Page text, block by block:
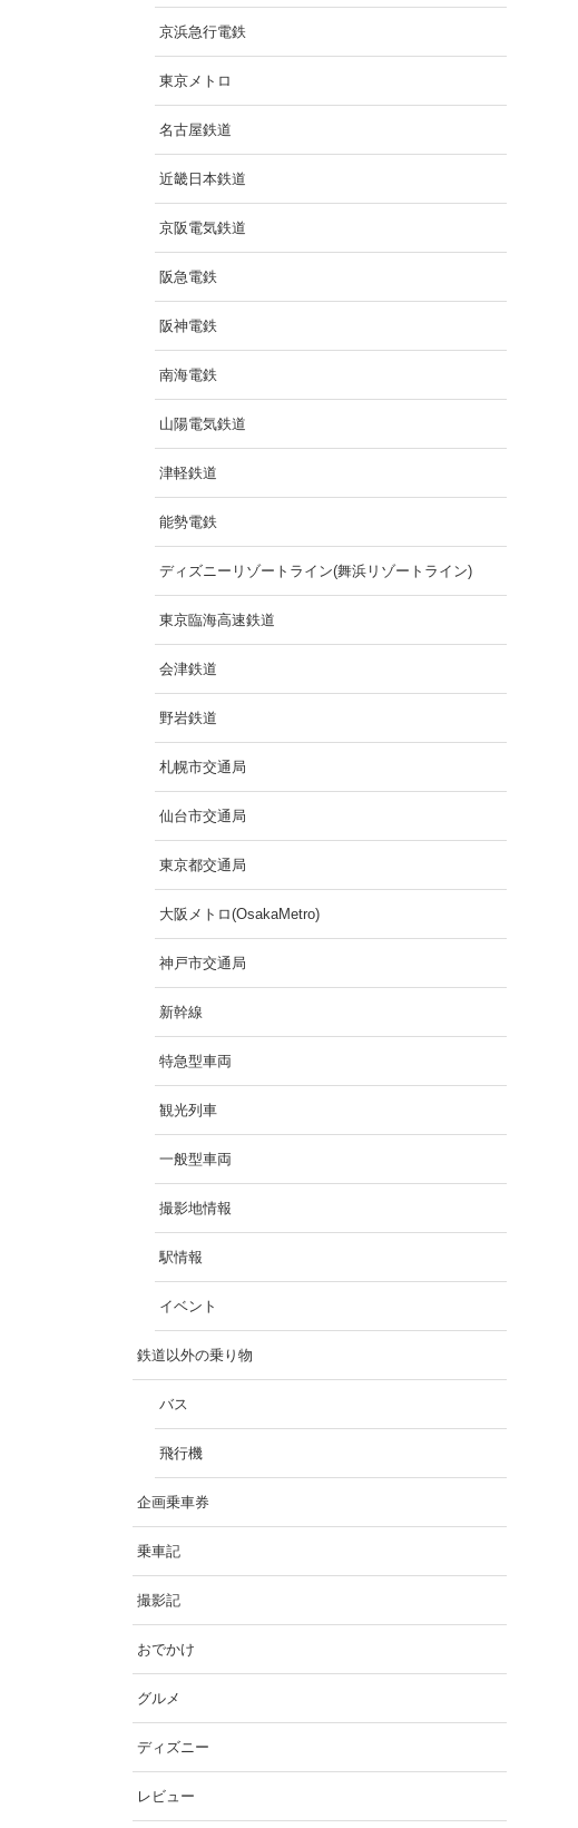
京浜急行電鉄
東京メトロ
名古屋鉄道
近畿日本鉄道
京阪電気鉄道
阪急電鉄
阪神電鉄
南海電鉄
山陽電気鉄道
津軽鉄道
能勢電鉄
ディズニーリゾートライン(舞浜リゾートライン)
東京臨海高速鉄道
会津鉄道
野岩鉄道
札幌市交通局
仙台市交通局
東京都交通局
大阪メトロ(OsakaMetro)
神戸市交通局
新幹線
特急型車両
観光列車
一般型車両
撮影地情報
駅情報
イベント
鉄道以外の乗り物
バス
飛行機
企画乗車券
乗車記
撮影記
おでかけ
グルメ
ディズニー
レビュー